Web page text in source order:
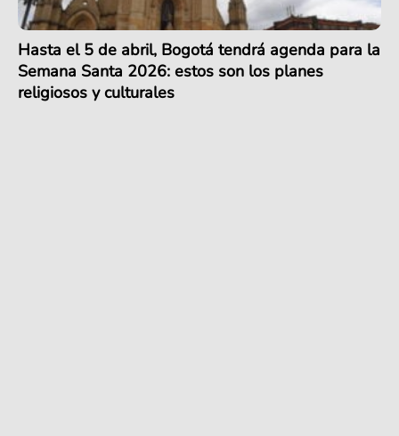
Hasta el 5 de abril, Bogotá tendrá agenda para la
Semana Santa 2026: estos son los planes
religiosos y culturales